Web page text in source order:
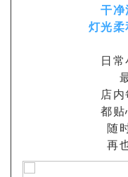
干净
灯光柔
日
店
都贴
随
再